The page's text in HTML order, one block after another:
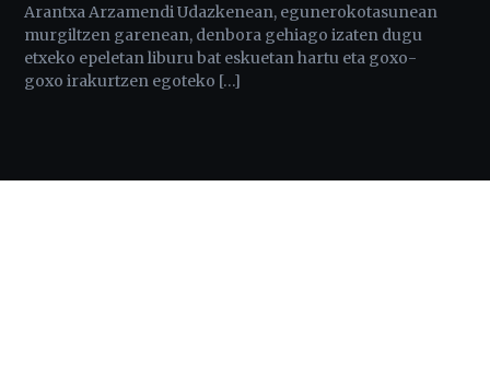
Arantxa Arzamendi Udazkenean, egunerokotasunean
murgiltzen garenean, denbora gehiago izaten dugu
etxeko epeletan liburu bat eskuetan hartu eta goxo-
goxo irakurtzen egoteko […]